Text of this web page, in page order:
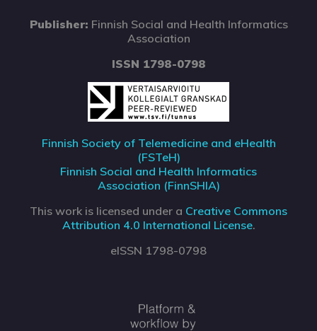
Publisher: Finnish Social and Health Informatics
Association
ISSN 1798-0798
Finnish Society of Telemedicine and eHealth
(FSTeH)
Finnish Social and Health Informatics
Association (FinnSHIA)
This work is licensed under a Creative Commons
Attribution 4.0 International License.
eISSN 1798-0798